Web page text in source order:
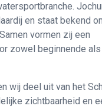
en staat bekend
vormen zij een
zowel beginnende als
wij deel uit van het
zichtbaarheid en